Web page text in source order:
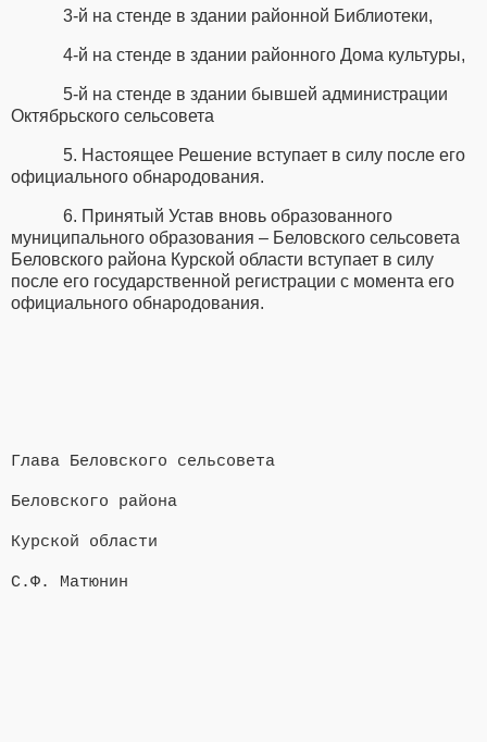
3-й на стенде в здании районной Библиотеки,
4-й на стенде в здании районного Дома культуры,
5-й на стенде в здании бывшей администрации
Октябрьского сельсовета
5. Настоящее Решение вступает в силу после его
официального обнародования.
6. Принятый Устав вновь образованного
муниципального образования – Беловского сельсовета
Беловского района Курской области вступает в силу
после его государственной регистрации с момента его
официального обнародования.
Глава Беловского сельсовета
Беловского района
Курской области
С.Ф. Матюнин